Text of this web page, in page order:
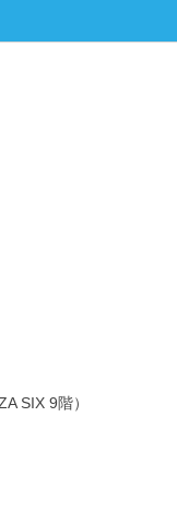
SIX 9階）